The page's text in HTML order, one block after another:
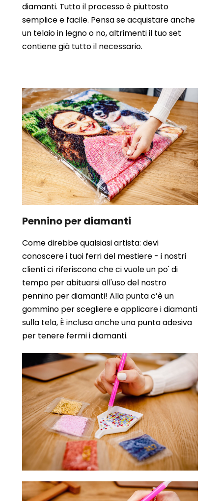
diamanti. Tutto il processo è piuttosto
semplice e facile. Pensa se acquistare anche
un telaio in legno o no, altrimenti il tuo set
contiene già tutto il necessario.
Pennino per diamanti
Come direbbe qualsiasi artista: devi
conoscere i tuoi ferri del mestiere - i nostri
clienti ci riferiscono che ci vuole un po' di
tempo per abituarsi all'uso del nostro
pennino per diamanti! Alla punta c’è un
gommino per scegliere e applicare i diamanti
sulla tela, È inclusa anche una punta adesiva
per tenere fermi i diamanti.